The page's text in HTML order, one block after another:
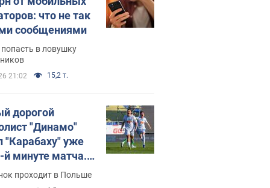
что не так
сообщениями
попасть в ловушку
21:02 15,2 т.
дорогой
"Динамо"
"Карабаху" уже
й минуте матча.
проходит в Польше